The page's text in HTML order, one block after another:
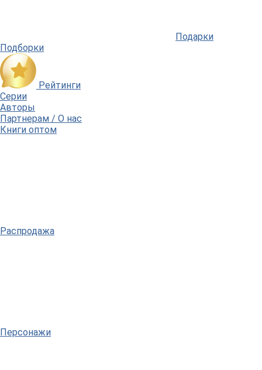
Подарки
Подборки
Рейтинги
Серии
Авторы
Партнерам / О нас
Книги оптом
Распродажа
Персонажи